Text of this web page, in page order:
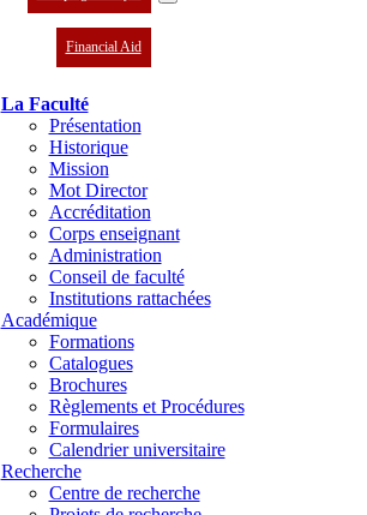
Financial Aid
La Faculté
Présentation
Historique
Mission
Mot Director
Accréditation
Corps enseignant
Administration
Conseil de faculté
Institutions rattachées
Académique
Formations
Catalogues
Brochures
Règlements et Procédures
Formulaires
Calendrier universitaire
Recherche
Centre de recherche